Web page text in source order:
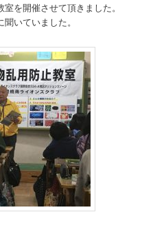
を開催させて頂きました。
いていました。